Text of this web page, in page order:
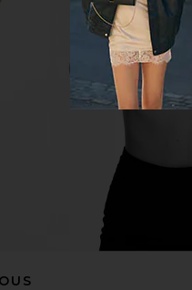
&
V. Chapman
Chantilly
V. Chapman
$748 $795